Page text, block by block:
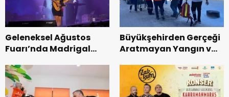
Geleneksel Ağustos
Fuarı’nda Madrigal
Büyükşehirden Gerçeği
Aratmayan Yangın ve